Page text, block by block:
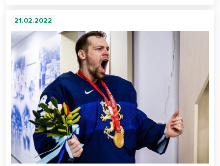
21.02.2022